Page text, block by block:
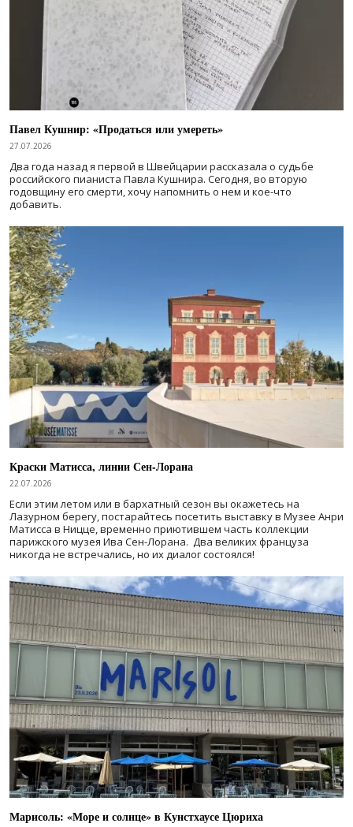
Павел Кушнир: «Продаться или умереть»
27.07.2026
Два года назад я первой в Швейцарии рассказала о судьбе
российского пианиста Павла Кушнира. Сегодня, во вторую
годовщину его смерти, хочу напомнить о нем и кое-что
добавить.
Краски Матисса, линии Сен-Лорана
22.07.2026
Если этим летом или в бархатный сезон вы окажетесь на
Лазурном берегу, постарайтесь посетить выставку в Музее Анри
Матисса в Ницце, временно приютившем часть коллекции
парижского музея Ива Сен-Лорана. Два великих француза
никогда не встречались, но их диалог состоялся!
Марисоль: «Море и солнце» в Кунстхаусе Цюриха